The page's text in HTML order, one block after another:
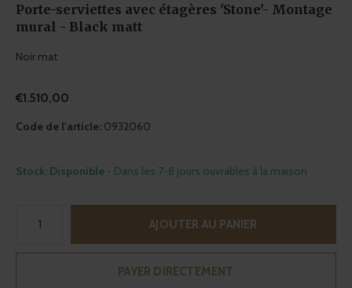
Porte-serviettes avec étagères 'Stone'- Montage
mural - Black matt
Noir mat
€1.510,00
Code de l'article: 0932060
Stock: Disponible - Dans les 7-8 jours ouvrables à la maison
AJOUTER AU PANIER
PAYER DIRECTEMENT